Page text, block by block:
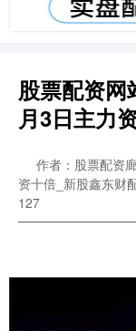
股票配资网
月3日主力
作者：股票配资
资十倍_新股鑫东财
127